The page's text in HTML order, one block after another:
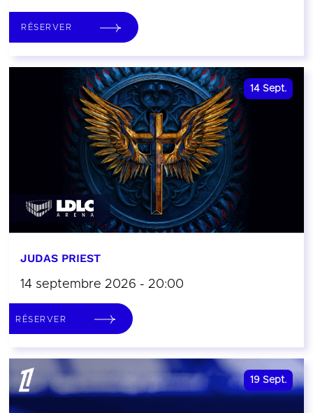
RÉSERVER
14 Sept.
JUDAS PRIEST
14 septembre 2026 - 20:00
RÉSERVER
19 Sept.